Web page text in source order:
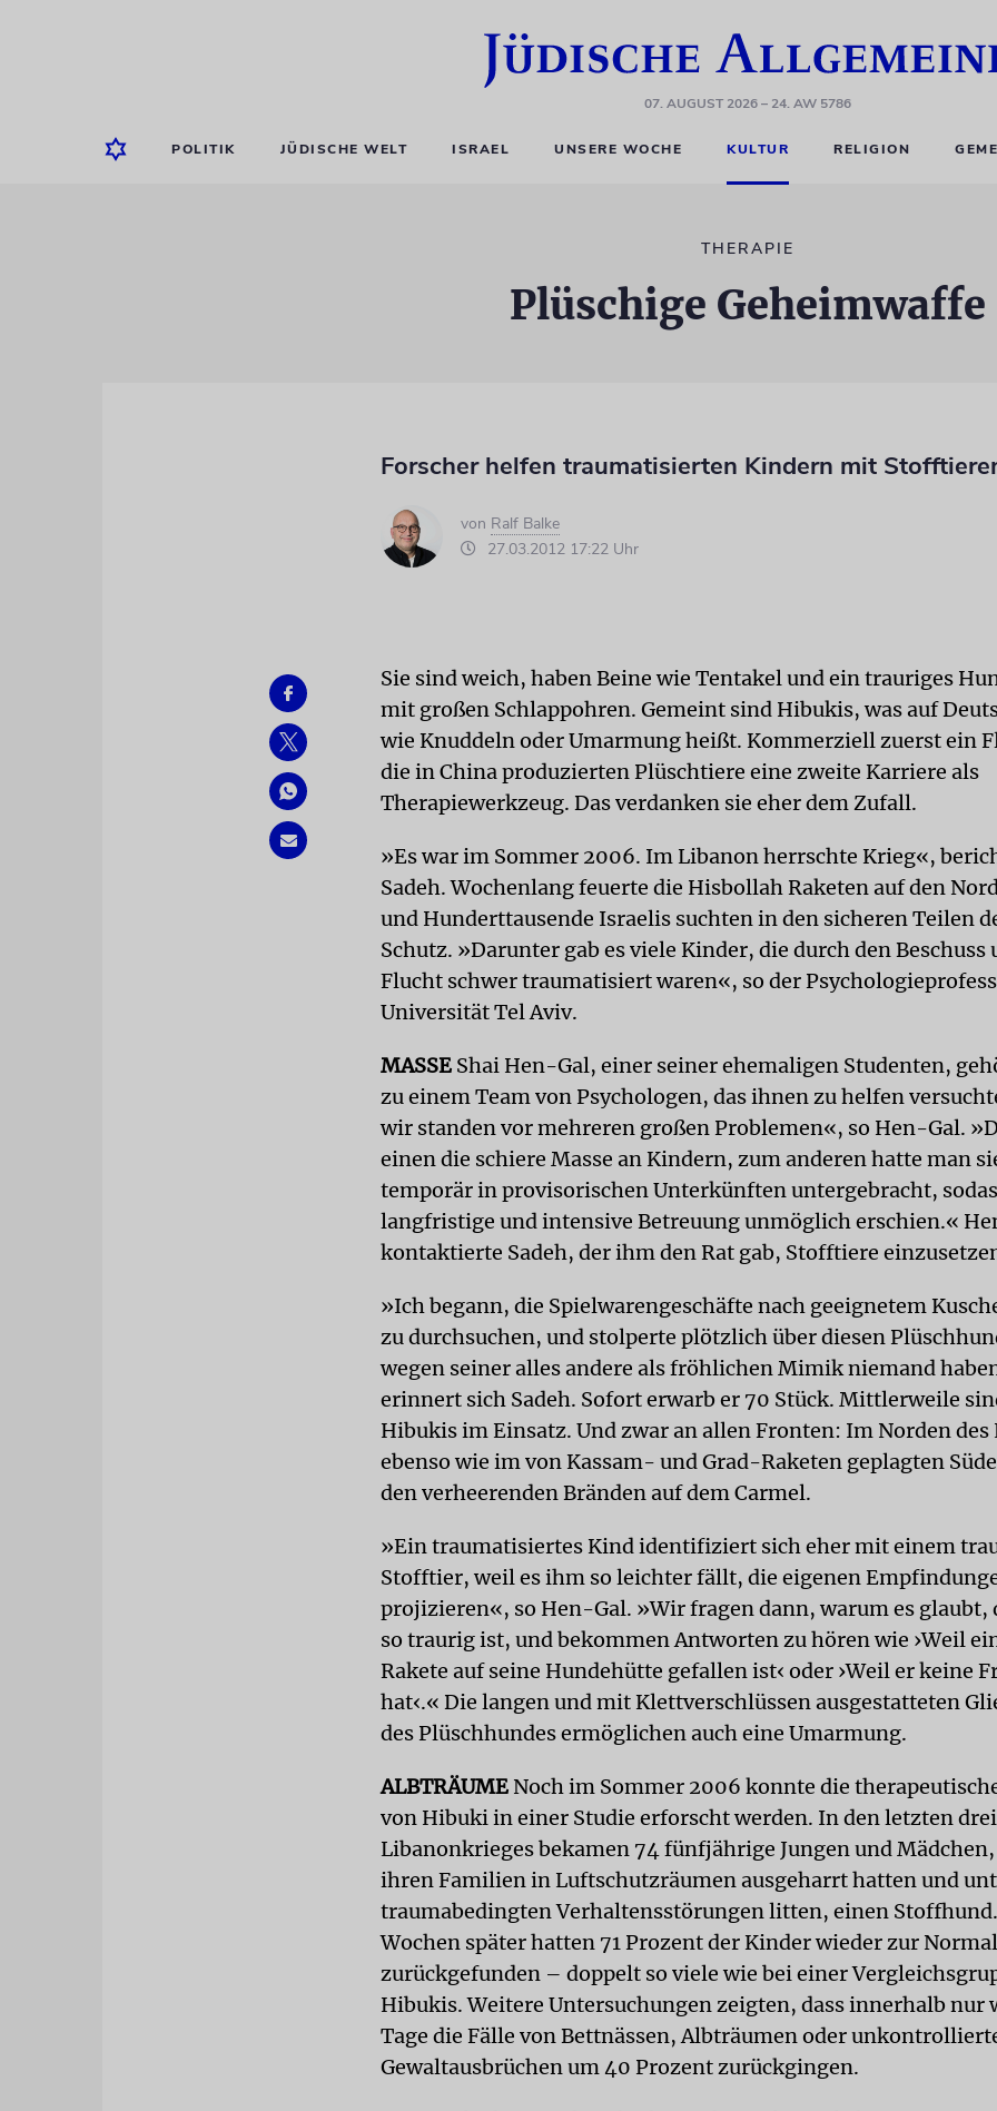
07. AUGUST 2026– 24. AW 5786
POLITIK JÜDISCHE WELT ISRAEL UNSERE WOCHE KULTUR RELIGION
THERAPIE
Plüschige Geheimwaffe
Forscher helfen traumatisierten Kindern mit
von Ralf Balke
27.03.2012 17:22 Uhr
Sie sind weich, haben Beine wie Tentakel und ein trauriges
mit großen Schlappohren. Gemeint sind Hibukis, was auf
wie Knuddeln oder Umarmung heißt. Kommerziell zuerst ein
die in China produzierten Plüschtiere eine zweite Karriere als
Therapiewerkzeug. Das verdanken sie eher dem Zufall.
»Es war im Sommer 2006. Im Libanon herrschte Krieg«,
Sadeh. Wochenlang feuerte die Hisbollah Raketen auf den
und Hunderttausende Israelis suchten in den sicheren Teilen
Schutz. »Darunter gab es viele Kinder, die durch den Beschuss
Flucht schwer traumatisiert waren«, so der
Universität Tel Aviv.
MASSE Shai Hen-Gal, einer seiner ehemaligen Studenten,
zu einem Team von Psychologen, das ihnen zu helfen
wir standen vor mehreren großen Problemen«, so Hen-Gal.
einen die schiere Masse an Kindern, zum anderen hatte man
temporär in provisorischen Unterkünften untergebracht,
langfristige und intensive Betreuung unmöglich erschien.«
kontaktierte Sadeh, der ihm den Rat gab, Stofftiere
»Ich begann, die Spielwarengeschäfte nach geeignetem
zu durchsuchen, und stolperte plötzlich über diesen
wegen seiner alles andere als fröhlichen Mimik niemand
erinnert sich Sadeh. Sofort erwarb er 70 Stück. Mittlerweile
Hibukis im Einsatz. Und zwar an allen Fronten: Im Norden des
ebenso wie im von Kassam- und Grad-Raketen geplagten
den verheerenden Bränden auf dem Carmel.
»Ein traumatisiertes Kind identifiziert sich eher mit einem
Stofftier, weil es ihm so leichter fällt, die eigenen
projizieren«, so Hen-Gal. »Wir fragen dann, warum es glaubt,
so traurig ist, und bekommen Antworten zu hören wie ›Weil
Rakete auf seine Hundehütte gefallen ist‹ oder ›Weil er keine
hat‹.« Die langen und mit Klettverschlüssen ausgestatteten
des Plüschhundes ermöglichen auch eine Umarmung.
ALBTRÄUME Noch im Sommer 2006 konnte die
von Hibuki in einer Studie erforscht werden. In den letzten drei
Libanonkrieges bekamen 74 fünfjährige Jungen und
ihren Familien in Luftschutzräumen ausgeharrt hatten und
traumabedingten Verhaltensstörungen litten, einen
Wochen später hatten 71 Prozent der Kinder wieder zur
zurückgefunden – doppelt so viele wie bei einer
Hibukis. Weitere Untersuchungen zeigten, dass innerhalb nur
Tage die Fälle von Bettnässen, Albträumen oder
Gewaltausbrüchen um 40 Prozent zurückgingen.